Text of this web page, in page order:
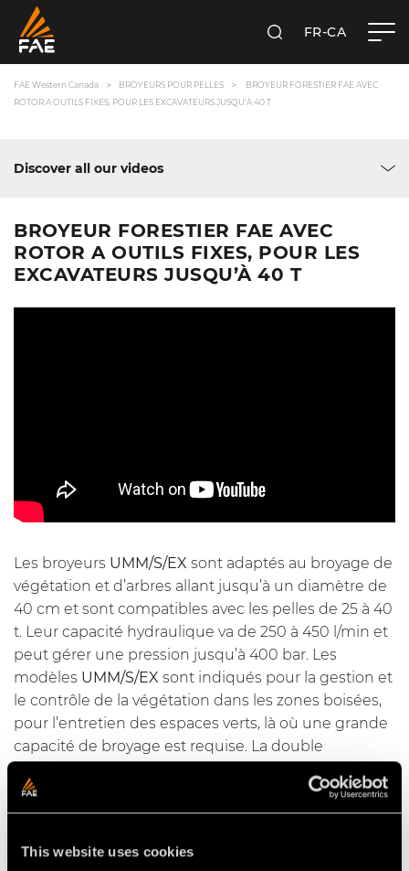
This website uses cookies
RECHERCHER
FR-CA
FAE Western Canada BROYEURS POUR PELLES
BROYEUR FORESTIER FAE AVEC
ROTOR A OUTILS FIXES, POUR LES EXCAVATEURS JUSQU’À 40 T
Discover all our videos
BROYEUR FORESTIER FAE AVEC
ROTOR A OUTILS FIXES, POUR LES
EXCAVATEURS JUSQU’À 40 T
Les broyeurs UMM/S/EX sont adaptés au broyage de
végétation et d’arbres allant jusqu’à un diamètre de
40 cm et sont compatibles avec les pelles de 25 à 40
t. Leur capacité hydraulique va de 250 à 450 l/min et
peut gérer une pression jusqu’à 400 bar. Les
modèles UMM/S/EX sont indiqués pour la gestion et
le contrôle de la végétation dans les zones boisées,
pour l’entretien des espaces verts, là où une grande
capacité de broyage est requise. La double
transfert de puissance optimal et une fiabilité
durable. Les contre-couteaux vissés Spike PRO
facilitent les opérations d’entretien. Le broyeur peut